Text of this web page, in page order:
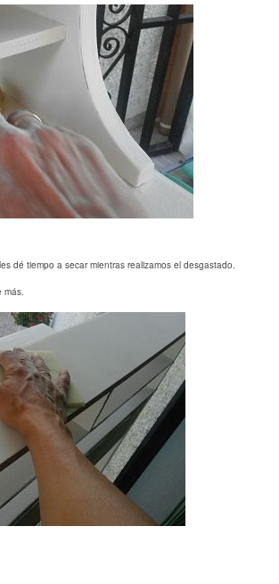
dé tiempo a secar mientras realizamos el desgastado.
más.